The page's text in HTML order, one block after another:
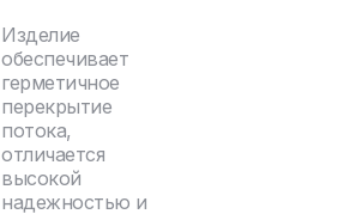
Изделие
обеспечивает
герметичное
перекрытие
потока,
отличается
высокой
надежностью и